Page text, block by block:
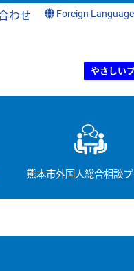
わせ Foreign Language
やさしい
熊本市外国人総合相談